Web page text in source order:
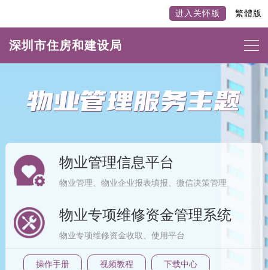
进入关怀版 繁體版
深圳市住房和建设局
物业管理信息平台
物业管理、物业企业报表填报、微信决策管理
物业专项维修资金管理系统
物业专项维修资金收取、使用平台
操作手册 视频教程 下载中心